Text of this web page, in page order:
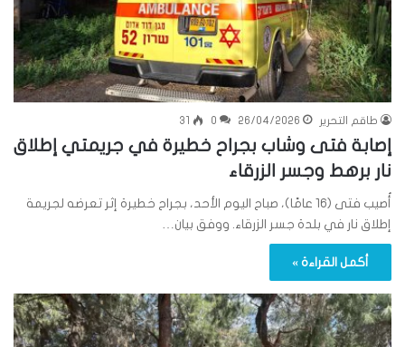
طاقم التحرير 26/04/2026
0
31
إصابة فتى وشاب بجراح خطيرة في جريمتي إطلاق
نار برهط وجسر الزرقاء
أُصيب فتى (16 عامًا)، صباح اليوم الأحد، بجراح خطيرة إثر تعرضه لجريمة
إطلاق نار في بلدة جسر الزرقاء. ووفق بيان…
أكمل القراءة »